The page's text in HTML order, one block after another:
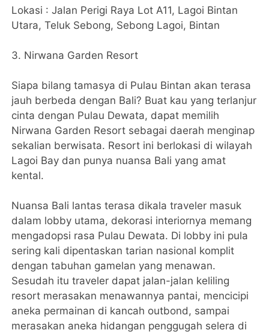
Lokasi : Jalan Perigi Raya Lot A11, Lagoi Bintan
Utara, Teluk Sebong, Sebong Lagoi, Bintan
3. Nirwana Garden Resort
Siapa bilang tamasya di Pulau Bintan akan terasa
jauh berbeda dengan Bali? Buat kau yang terlanjur
cinta dengan Pulau Dewata, dapat memilih
Nirwana Garden Resort sebagai daerah menginap
sekalian berwisata. Resort ini berlokasi di wilayah
Lagoi Bay dan punya nuansa Bali yang amat
kental.
Nuansa Bali lantas terasa dikala traveler masuk
dalam lobby utama, dekorasi interiornya memang
mengadopsi rasa Pulau Dewata. Di lobby ini pula
sering kali dipentaskan tarian nasional komplit
dengan tabuhan gamelan yang menawan.
Sesudah itu traveler dapat jalan-jalan keliling
resort merasakan menawannya pantai, mencicipi
aneka permainan di kancah outbond, sampai
merasakan aneka hidangan penggugah selera di